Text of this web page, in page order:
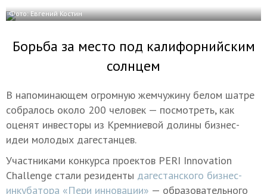
Фото: Евгений Костин
Борьба за место под калифорнийским
солнцем
В напоминающем огромную жемчужину белом шатре
собралось около 200 человек — посмотреть, как
оценят инвесторы из Кремниевой долины бизнес-
идеи молодых дагестанцев.
Участниками конкурса проектов PERI Innovation
Challenge стали резиденты дагестанского бизнес-
инкубатора «Пери инновации» — образовательного